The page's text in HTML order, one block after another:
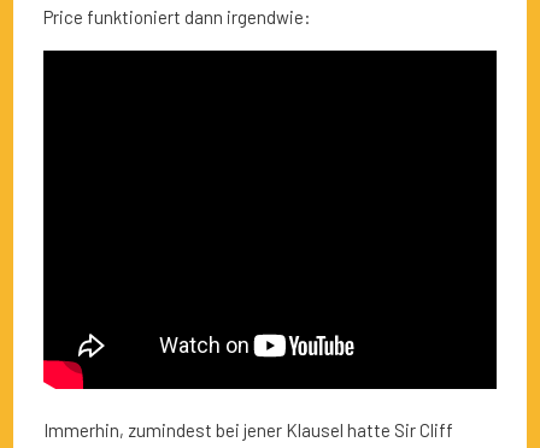
Price funktioniert dann irgendwie:
Immerhin, zumindest bei jener Klausel hatte Sir Cliff